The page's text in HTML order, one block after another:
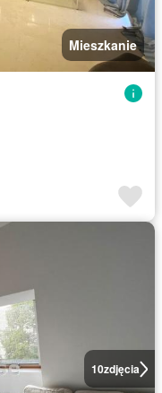
Mieszkanie
10zdjęcia